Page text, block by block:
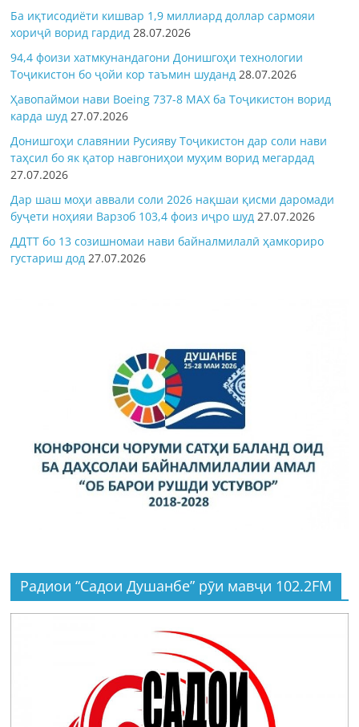
Ба иқтисодиёти кишвар 1,9 миллиард доллар сармояи
хориҷӣ ворид гардид 28.07.2026
94,4 фоизи хатмкунандагони Донишгоҳи технологии
Тоҷикистон бо ҷойи кор таъмин шуданд 28.07.2026
Ҳавопаймои нави Boeing 737-8 MAX ба Тоҷикистон ворид
карда шуд 27.07.2026
Донишгоҳи славянии Русияву Тоҷикистон дар соли нави
таҳсил бо як қатор навгониҳои муҳим ворид мегардад
27.07.2026
Дар шаш моҳи аввали соли 2026 нақшаи қисми даромади
буҷети ноҳияи Варзоб 103,4 фоиз иҷро шуд 27.07.2026
ДДТТ бо 13 созишномаи нави байналмилалӣ ҳамкориро
густариш дод 27.07.2026
Радиои “Садои Душанбе” рӯи мавҷи 102.2FM